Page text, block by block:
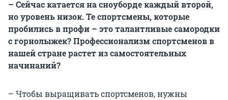
– Сейчас катается на сноуборде каждый второй,
но уровень низок. Те спортсмены, которые
пробились в профи – это талантливые самородки
с горнолыжек?Профессионализм спортсменов в
нашей стране растет из самостоятельных
начинаний?
– Чтобы выращивать спортсменов, нужны